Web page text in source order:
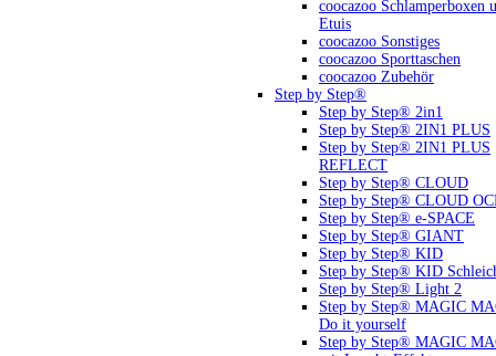
coocazoo Schlamperboxen
Etuis
coocazoo Sonstiges
coocazoo Sporttaschen
coocazoo Zubehör
Step by Step®
Step by Step® 2in1
Step by Step® 2IN1 PLUS
Step by Step® 2IN1 PLUS
REFLECT
Step by Step® CLOUD
Step by Step® CLOUD
Step by Step® e-SPACE
Step by Step® GIANT
Step by Step® KID
Step by Step® KID
Step by Step® Light 2
Step by Step® MAGIC
Do it yourself
Step by Step® MAGIC